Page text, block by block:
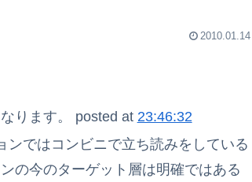
2010.01.14
ります。 posted at 23:46:32
ンではコンビニで立ち読みをしている
の今のターゲット層は明確ではある